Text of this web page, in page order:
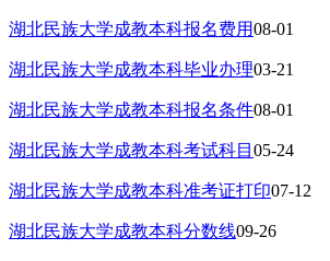
湖北民族大学成教本科报名费用08-01
湖北民族大学成教本科毕业办理03-21
湖北民族大学成教本科报名条件08-01
湖北民族大学成教本科考试科目 05-24
湖北民族大学成教本科准考证打印07-12
湖北民族大学成教本科分数线09-26